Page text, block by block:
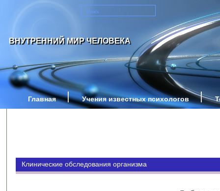
ВНУТРЕННИЙ МИР ЧЕЛОВЕКА
Главная Учения известных психологов
Клинические обследования организма